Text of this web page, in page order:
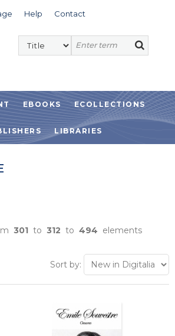
Help Contact
EBOOKS ECOLLECTIONS
LIBRARIES
301 to 312 to 494 elements
Sort by: